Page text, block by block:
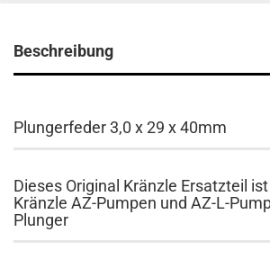
Beschreibung
Plungerfeder 3,0 x 29 x 40mm
Dieses Original Kränzle Ersatzteil
Kränzle AZ-Pumpen und AZ-L-
Plunger